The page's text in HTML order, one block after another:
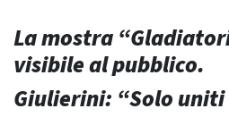
La mostra
visibile al pubblico.
Giulierini: “Solo